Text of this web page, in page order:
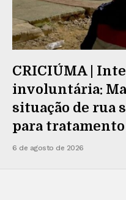
CRICIÚMA |
involuntária:
situação de rua
para tratamento
6 de agosto de 2026